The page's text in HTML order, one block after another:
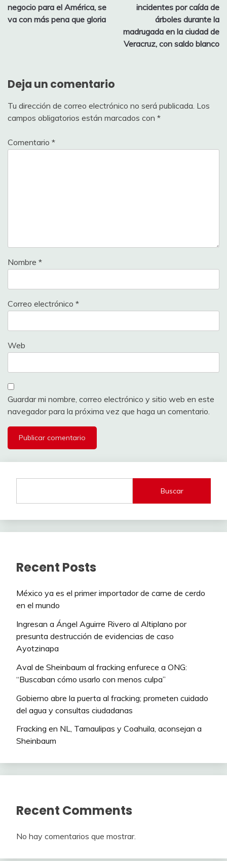
entradas
negocio para el América, se
va con más pena que gloria
incidentes por caída de
árboles durante la
madrugada en la ciudad de
Veracruz, con saldo blanco
Deja un comentario
Tu dirección de correo electrónico no será publicada. Los
campos obligatorios están marcados con *
Comentario *
Nombre *
Correo electrónico *
Web
Guardar mi nombre, correo electrónico y sitio web en este
navegador para la próxima vez que haga un comentario.
Buscar
Recent Posts
México ya es el primer importador de carne de cerdo
en el mundo
Ingresan a Ángel Aguirre Rivero al Altiplano por
presunta destrucción de evidencias de caso
Ayotzinapa
Aval de Sheinbaum al fracking enfurece a ONG:
“Buscaban cómo usarlo con menos culpa”
Gobierno abre la puerta al fracking; prometen cuidado
del agua y consultas ciudadanas
Fracking en NL, Tamaulipas y Coahuila, aconsejan a
Sheinbaum
Recent Comments
No hay comentarios que mostrar.